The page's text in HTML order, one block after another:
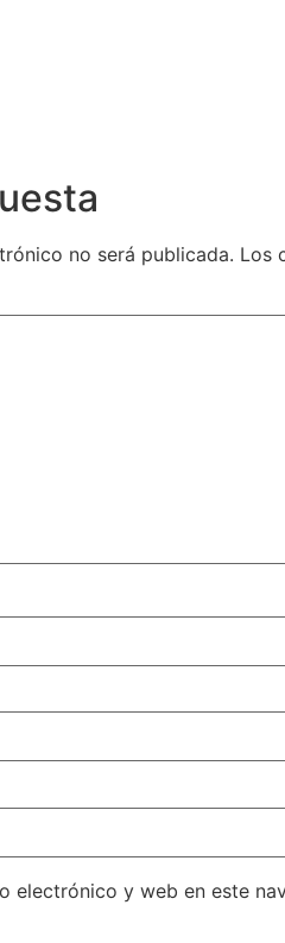
no será publicada. Los
electrónico y web en este